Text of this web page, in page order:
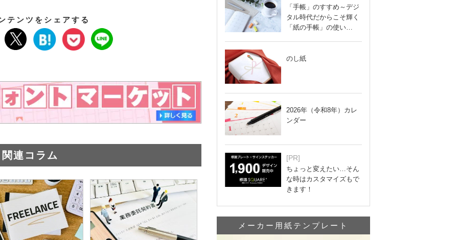
テンツをシェアする
関連コラム
「手帳」のすすめ～デジ
タル時代だからこそ輝く
「紙の手帳」の使い…
のし紙
2026年（令和8年）カレ
ンダー
[PR]
ちょっと変えたい…そん
な時はカスタマイズもで
きます！
メーカー用紙テンプレート